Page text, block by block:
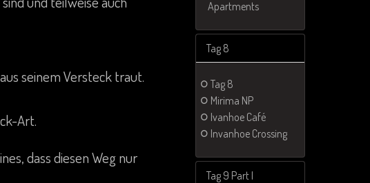
seinem Versteck traut.
Art.
dass diesen Weg nur
Apartments
Tag 8
Tag 8
Mirima NP
Ivanhoe Café
Invanhoe Crossing
Tag 9 Part I